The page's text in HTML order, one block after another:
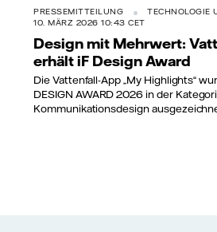
PRESSEMITTEILUNG
TECHNOLOGIE
10. MÄRZ 2026 10:43 CET
Design mit Mehrwert:
erhält iF Design Award
Die Vattenfall-App „My Highlights“
DESIGN AWARD 2026 in der
Kommunikationsdesign